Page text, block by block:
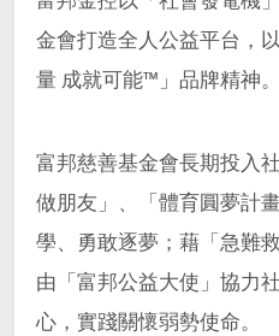
金會打造全人公益平台，
量 成就可能™」品牌精神。
富邦慈善基金會長期投入
做朋友」、「體育圓夢計
學、勇敢逐夢；藉「急難
由「富邦公益大使」協力
心，實踐關懷弱勢使命。